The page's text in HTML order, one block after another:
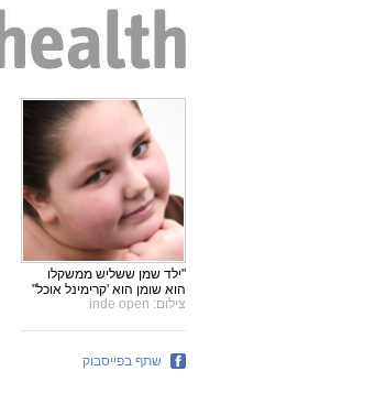
"ילד שמן ששליש ממשקלו
הוא שומן הוא 'קרימינל אוכל"
צילום: inde open
שתף בפייסבוק